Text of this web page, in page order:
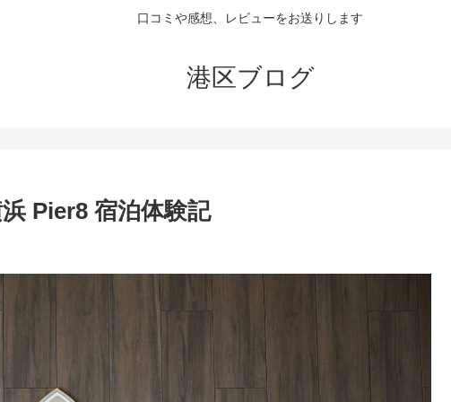
口コミや感想、レビューをお送りします
港区ブログ
Pier8 宿泊体験記